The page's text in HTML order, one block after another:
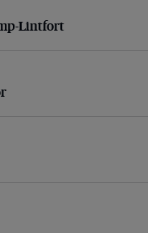
Lintfort
Lintfort